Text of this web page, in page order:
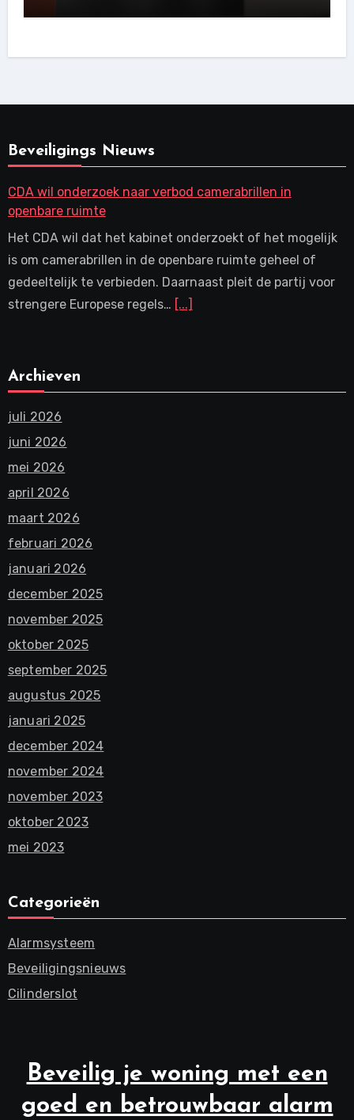
Beveiligings Nieuws
CDA wil onderzoek naar verbod camerabrillen in
openbare ruimte
Het CDA wil dat het kabinet onderzoekt of het mogelijk
is om camerabrillen in de openbare ruimte geheel of
gedeeltelijk te verbieden. Daarnaast pleit de partij voor
strengere Europese regels… [...]
Archieven
juli 2026
juni 2026
mei 2026
april 2026
maart 2026
februari 2026
januari 2026
december 2025
november 2025
oktober 2025
september 2025
augustus 2025
januari 2025
december 2024
november 2024
november 2023
oktober 2023
mei 2023
Categorieën
Alarmsysteem
Beveiligingsnieuws
Cilinderslot
Beveilig je woning met een
goed en betrouwbaar alarm